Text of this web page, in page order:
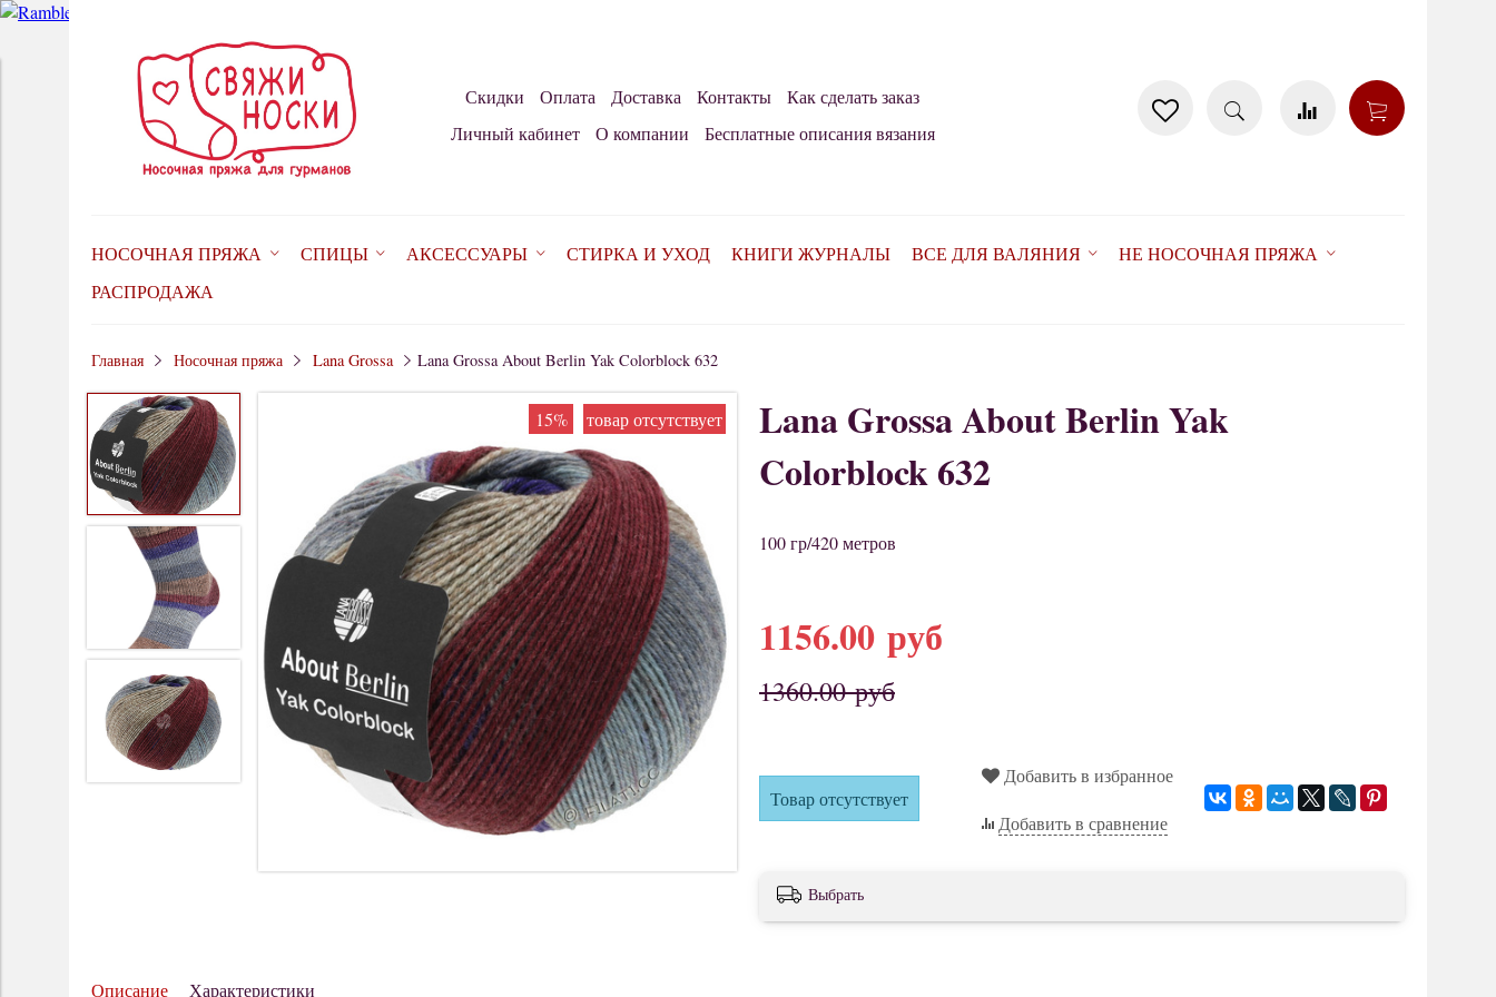
Скидки Оплата Доставка Контакты
Как сделать заказ
Личный кабинет
О компании Бесплатные описания вязания
НОСОЧНАЯ ПРЯЖА СПИЦЫ АКСЕССУАРЫ СТИРКА И УХОД КНИГИ ЖУРНАЛЫ ВСЕ ДЛЯ ВАЛЯНИЯ
НЕ НОСОЧНАЯ ПРЯЖА
РАСПРОДАЖА
Главная Носочная пряжа Lana Grossa Lana Grossa About Berlin Yak Colorblock 632
15% товар отсутствует 15% товар отсутствует
Lana Grossa About Berlin Yak
Colorblock 632
100 гр/420 метров
1156.00 руб
1360.00 руб
Товар отсутствует
Добавить в избранное
Добавить в сравнение
Выбрать
Описание Характеристики